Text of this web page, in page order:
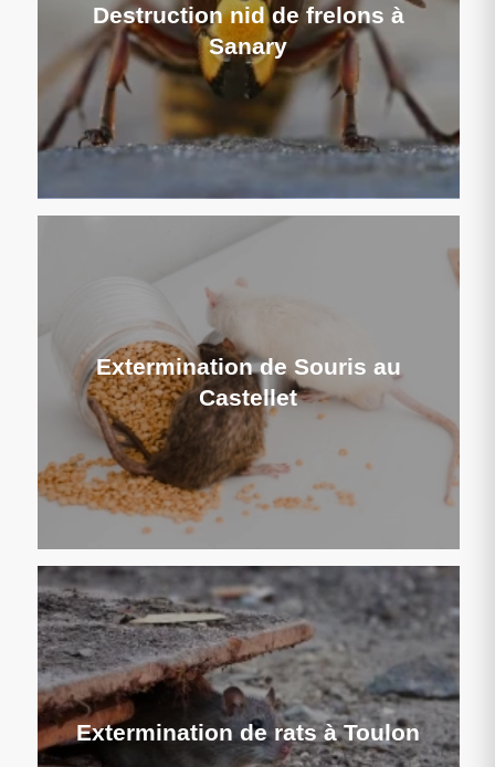
Destruction nid de frelons à
Sanary
Extermination de Souris au
Castellet
Extermination de rats à Toulon